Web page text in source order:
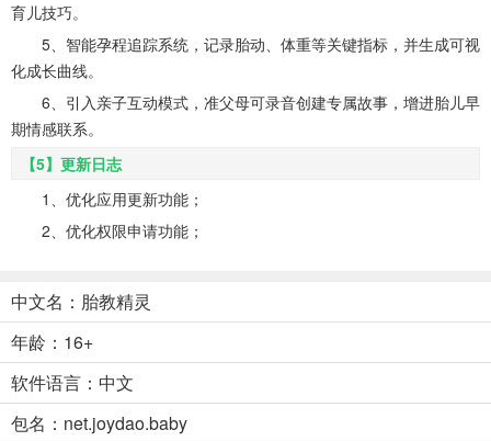
育儿技巧。
5、智能孕程追踪系统，记录胎动、体重等关键指标，并生成可视
化成长曲线。
6、引入亲子互动模式，准父母可录音创建专属故事，增进胎儿早
期情感联系。
【5】更新日志
1、优化应用更新功能；
2、优化权限申请功能；
中文名：胎教精灵
年龄：16+
软件语言：中文
包名：net.joydao.baby